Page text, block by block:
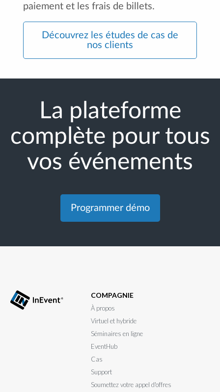
paiement et les frais de billets.
Découvrez les études de cas de
nos clients
La plateforme
complète pour tous
vos événements
Programmer démo
COMPAGNIE
À propos
Virtuel et hybride
Séminaires en ligne
EventHub
Cas
Support
Soumettez votre appel d'offres